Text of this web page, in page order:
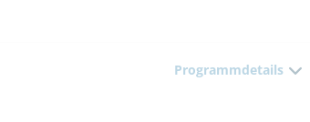
Programmdetails